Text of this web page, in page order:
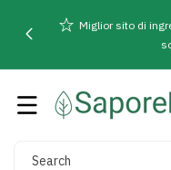
Direttamente
Ai Contenuti
Miglior sito di
Search